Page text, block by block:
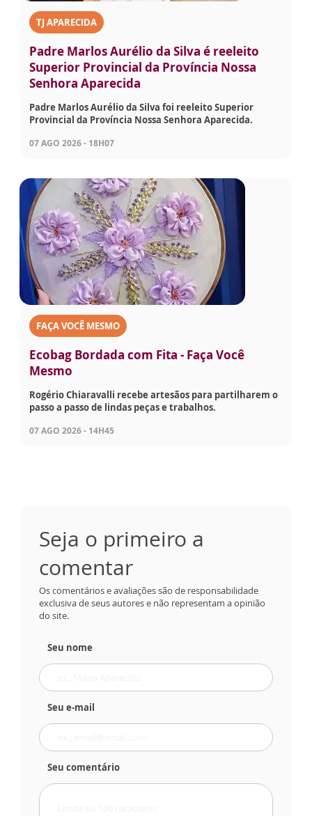
TJ APARECIDA
Padre Marlos Aurélio da Silva é reeleito
Superior Provincial da Província Nossa
Senhora Aparecida
Padre Marlos Aurélio da Silva foi reeleito Superior
Provincial da Província Nossa Senhora Aparecida.
07 AGO 2026 - 18H07
FAÇA VOCÊ MESMO
Ecobag Bordada com Fita - Faça Você
Mesmo
Rogério Chiaravalli recebe artesãos para partilharem o
passo a passo de lindas peças e trabalhos.
07 AGO 2026 - 14H45
Seja o primeiro a
comentar
Os comentários e avaliações são de responsabilidade
exclusiva de seus autores e não representam a opinião
do site.
Seu nome
Seu e-mail
Seu comentário